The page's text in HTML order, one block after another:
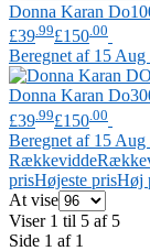
Donna Karan
£39 .99£150 .00
Beregnet af 15 Aug
Donna Karan
£39 .99£150 .00
Beregnet af 15 Aug
Rækkevidde
prisHøjeste prisHøj
At vise
Viser 1 til 5 af 5
Side 1 af 1